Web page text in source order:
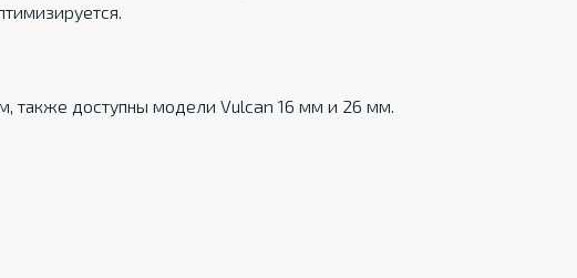
также доступны модели Vulcan 16 мм и 26 мм.